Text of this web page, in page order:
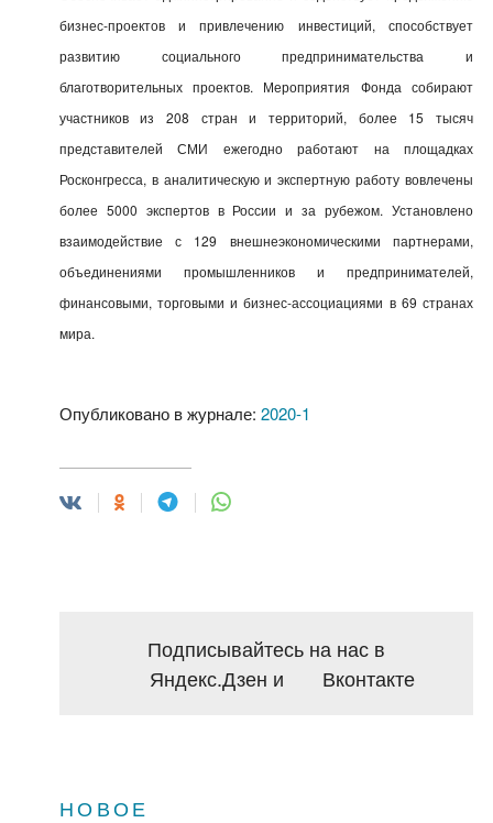
бизнес-проектов и привлечению инвестиций, способствует
развитию социального предпринимательства и
благотворительных проектов. Мероприятия Фонда собирают
участников из 208 стран и территорий, более 15 тысяч
представителей СМИ ежегодно работают на площадках
Росконгресса, в аналитическую и экспертную работу вовлечены
более 5000 экспертов в России и за рубежом. Установлено
взаимодействие с 129 внешнеэкономическими партнерами,
объединениями промышленников и предпринимателей,
финансовыми, торговыми и бизнес-ассоциациями в 69 странах
мира.
Опубликовано в журнале: 2020-1
Подписывайтесь на нас в
Яндекс.Дзен и Вконтакте
НОВОЕ